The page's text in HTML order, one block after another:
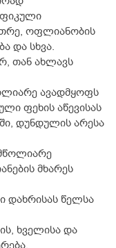
ოფლიანობის
და სხვა.
თან ახლავს
ავადმყოფს
ფეხის აწევისას
დუნდულის არესა
მწოლიარე
მხარეს
დახრისას წელსა
ხველისა და